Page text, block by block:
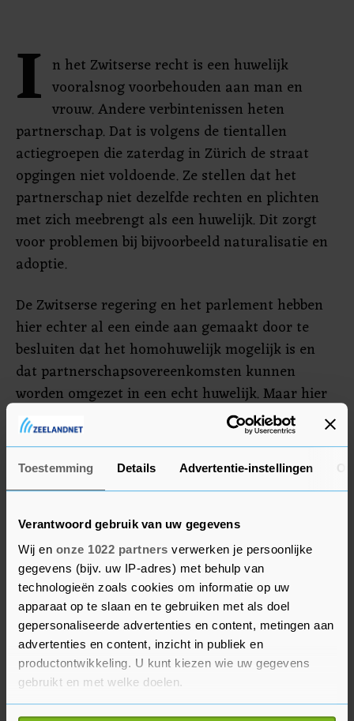
Toestemming Details Advertentie-instellingen
Verantwoord gebruik van uw gegevens
Wij en onze 1022 partners verwerken je persoonlijke
gegevens (bijv. uw IP-adres) met behulp van
technologieën zoals cookies om informatie op uw
apparaat op te slaan en te gebruiken met als doel
gepersonaliseerde advertenties en content, metingen aan
advertenties en content, inzicht in publiek en
productontwikkeling. U kunt kiezen wie uw gegevens
gebruikt en met welke doelen.
I n het Zwitserse recht is een huwelijk
vooralsnog voorbehouden aan man en
vrouw. Andere verbintenissen heten
partnerschap. Dat is volgens de tientallen
actiegroepen die zaterdag in Zürich de straat
opgingen niet voldoende. Ze stellen dat het
partnerschap niet dezelfde rechten en plichten
met zich meebrengt als een huwelijk. Dit zorgt
voor problemen bij bijvoorbeeld naturalisatie en
adoptie.
De Zwitserse regering en het parlement hebben
hier echter al een einde aan gemaakt door te
besluiten dat het homohuwelijk mogelijk is en
dat partnerschapsovereenkomsten kunnen
worden omgezet in een echt huwelijk. Maar hier
is actie tegen gevoerd en er wordt een
referendum voorgelegd met als doel de
openstelling van het huwelijk voor onder meer
paren van hetzelfde geslacht te dwarsbomen.